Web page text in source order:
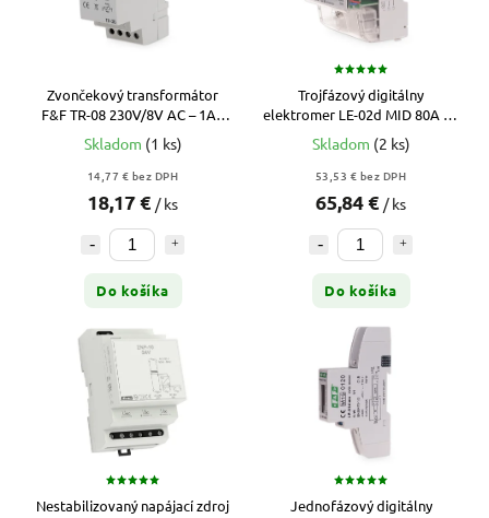
Zvončekový transformátor
F&F TR-08 230V/8V AC – 1A /
8VA na DIN lištu
Skladom (1 ks)
14,77 € bez DPH
18,17 € / ks
Do košíka
Trojfázový digitálny
elektromer LE-02d MID 80A na
DIN lištu
Skladom (2 ks)
53,53 € bez DPH
65,84 € / ks
Do košíka
Nestabilizovaný napájací zdroj
Jednofázový digitálny